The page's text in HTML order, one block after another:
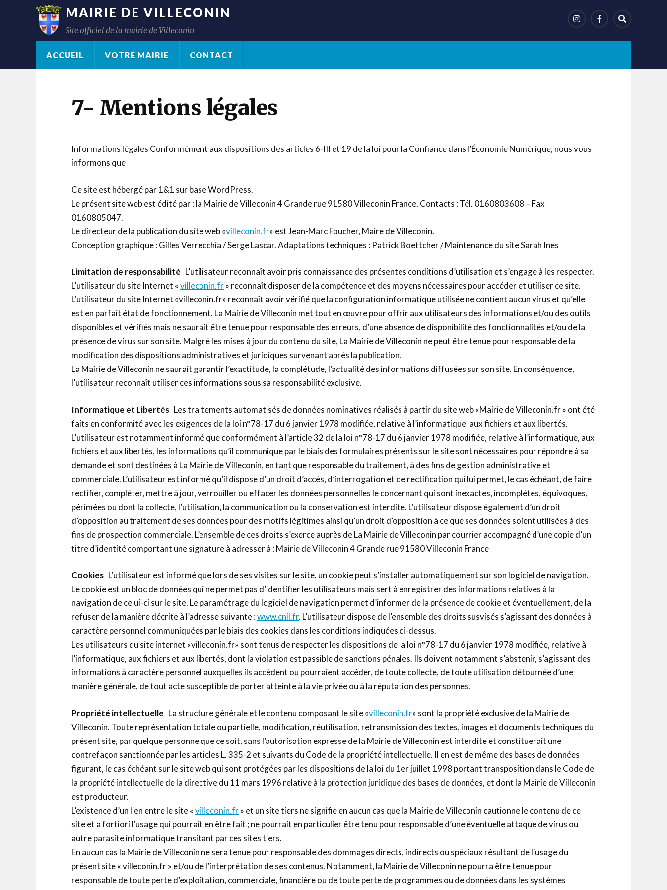
MAIRIE DE VILLECONIN
Site officiel de la mairie de Villeconin
ACCUEIL VOTRE MAIRIE CONTACT
7- Mentions légales
Informations légales Conformément aux dispositions des articles 6-III et 19 de la loi pour la Confiance dans l’Économie Numérique, nous vous
informons que
Ce site est hébergé par 1&1 sur base WordPress.
Le présent site web est édité par : la Mairie de Villeconin 4 Grande rue 91580 Villeconin France. Contacts : Tél. 0160803608 – Fax
0160805047.
Le directeur de la publication du site web «villeconin.fr» est Jean-Marc Foucher, Maire de Villeconin.
Conception graphique : Gilles Verrecchia / Serge Lascar. Adaptations techniques : Patrick Boettcher / Maintenance du site Sarah Ines
Limitation de responsabilité L’utilisateur reconnaît avoir pris connaissance des présentes conditions d’utilisation et s’engage à les respecter.
L’utilisateur du site Internet «villeconin.fr» reconnaît disposer de la compétence et des moyens nécessaires pour accéder et utiliser ce site.
L’utilisateur du site Internet «villeconin.fr» reconnaît avoir vérifié que la configuration informatique utilisée ne contient aucun virus et qu’elle
est en parfait état de fonctionnement. La Mairie de Villeconin met tout en œuvre pour offrir aux utilisateurs des informations et/ou des outils
disponibles et vérifiés mais ne saurait être tenue pour responsable des erreurs, d’une absence de disponibilité des fonctionnalités et/ou de la
présence de virus sur son site. Malgré les mises à jour du contenu du site, La Mairie de Villeconin ne peut être tenue pour responsable de la
modification des dispositions administratives et juridiques survenant après la publication.
La Mairie de Villeconin ne saurait garantir l’exactitude, la complétude, l’actualité des informations diffusées sur son site. En conséquence,
l’utilisateur reconnaît utiliser ces informations sous sa responsabilité exclusive.
Informatique et Libertés Les traitements automatisés de données nominatives réalisés à partir du site web «Mairie de Villeconin.fr » ont été
faits en conformité avec les exigences de la loi n°78-17 du 6 janvier 1978 modifiée, relative à l’informatique, aux fichiers et aux libertés.
L’utilisateur est notamment informé que conformément à l’article 32 de la loi n°78-17 du 6 janvier 1978 modifiée, relative à l’informatique, aux
fichiers et aux libertés, les informations qu’il communique par le biais des formulaires présents sur le site sont nécessaires pour répondre à sa
demande et sont destinées à La Mairie de Villeconin, en tant que responsable du traitement, à des fins de gestion administrative et
commerciale. L’utilisateur est informé qu’il dispose d’un droit d’accès, d’interrogation et de rectification qui lui permet, le cas échéant, de faire
rectifier, compléter, mettre à jour, verrouiller ou effacer les données personnelles le concernant qui sont inexactes, incomplètes, équivoques,
périmées ou dont la collecte, l’utilisation, la communication ou la conservation est interdite. L’utilisateur dispose également d’un droit
d’opposition au traitement de ses données pour des motifs légitimes ainsi qu’un droit d’opposition à ce que ses données soient utilisées à des
fins de prospection commerciale. L’ensemble de ces droits s’exerce auprès de La Mairie de Villeconin par courrier accompagné d’une copie d’un
titre d’identité comportant une signature à adresser à : Mairie de Villeconin 4 Grande rue 91580 Villeconin France
Cookies L’utilisateur est informé que lors de ses visites sur le site, un cookie peut s’installer automatiquement sur son logiciel de navigation.
Le cookie est un bloc de données qui ne permet pas d’identifier les utilisateurs mais sert à enregistrer des informations relatives à la
navigation de celui-ci sur le site. Le paramétrage du logiciel de navigation permet d’informer de la présence de cookie et éventuellement, de la
refuser de la manière décrite à l’adresse suivante :www.cnil.fr. L’utilisateur dispose de l’ensemble des droits susvisés s’agissant des données à
caractère personnel communiquées par le biais des cookies dans les conditions indiquées ci-dessus.
Les utilisateurs du site internet «villeconin.fr» sont tenus de respecter les dispositions de la loi n°78-17 du 6 janvier 1978 modifiée, relative à
l’informatique, aux fichiers et aux libertés, dont la violation est passible de sanctions pénales. Ils doivent notamment s’abstenir, s’agissant des
informations à caractère personnel auxquelles ils accèdent ou pourraient accéder, de toute collecte, de toute utilisation détournée d’une
manière générale, de tout acte susceptible de porter atteinte à la vie privée ou à la réputation des personnes.
Propriété intellectuelle La structure générale et le contenu composant le site «villeconin.fr» sont la propriété exclusive de la Mairie de
Villeconin. Toute représentation totale ou partielle, modification, réutilisation, retransmission des textes, images et documents techniques du
présent site, par quelque personne que ce soit, sans l’autorisation expresse de la Mairie de Villeconin est interdite et constituerait une
contrefaçon sanctionnée par les articles L. 335-2 et suivants du Code de la propriété intellectuelle. Il en est de même des bases de données
figurant, le cas échéant sur le site web qui sont protégées par les dispositions de la loi du 1er juillet 1998 portant transposition dans le Code de
la propriété intellectuelle de la directive du 11 mars 1996 relative à la protection juridique des bases de données, et dont la Mairie de Villeconin
est producteur.
L’existence d’un lien entre le site «villeconin.fr» et un site tiers ne signifie en aucun cas que la Mairie de Villeconin cautionne le contenu de ce
site et a fortiori l’usage qui pourrait en être fait ; ne pourrait en particulier être tenu pour responsable d’une éventuelle attaque de virus ou
autre parasite informatique transitant par ces sites tiers.
En aucun cas la Mairie de Villeconin ne sera tenue pour responsable des dommages directs, indirects ou spéciaux résultant de l’usage du
présent site « villeconin.fr » et/ou de l’interprétation de ses contenus. Notamment, la Mairie de Villeconin ne pourra être tenue pour
responsable de toute perte d’exploitation, commerciale, financière ou de toute perte de programmes ou de données dans les systèmes